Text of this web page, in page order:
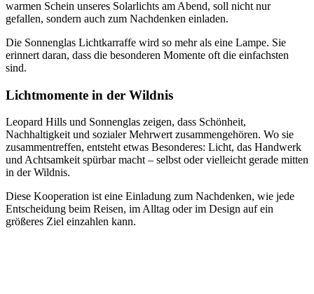
warmen Schein unseres Solarlichts am Abend, soll nicht nur
gefallen, sondern auch zum Nachdenken einladen.
Die Sonnenglas Lichtkarraffe wird so mehr als eine Lampe. Sie
erinnert daran, dass die besonderen Momente oft die einfachsten
sind.
Lichtmomente in der Wildnis
Leopard Hills und Sonnenglas zeigen, dass Schönheit,
Nachhaltigkeit und sozialer Mehrwert zusammengehören. Wo sie
zusammentreffen, entsteht etwas Besonderes: Licht, das Handwerk
und Achtsamkeit spürbar macht – selbst oder vielleicht gerade mitten
in der Wildnis.
Diese Kooperation ist eine Einladung zum Nachdenken, wie jede
Entscheidung beim Reisen, im Alltag oder im Design auf ein
größeres Ziel einzahlen kann.